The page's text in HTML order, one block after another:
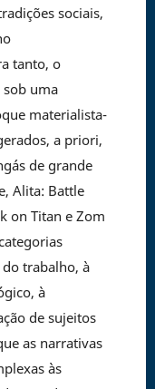
sociais,
tanto, o
sob uma
materialista-
a priori,
de grande
Alita: Battle
on Titan e Zom
trabalho, à
à
de sujeitos
as narrativas
às